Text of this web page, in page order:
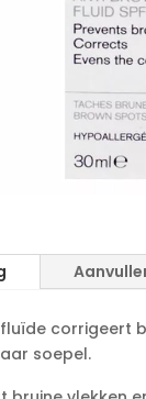
corrigeert
soepel.